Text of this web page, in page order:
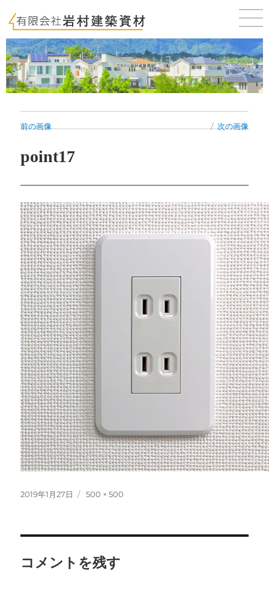
前の画像 次の画像
point17
投
2019年1月27日
フ
500 × 500
コメントを残す